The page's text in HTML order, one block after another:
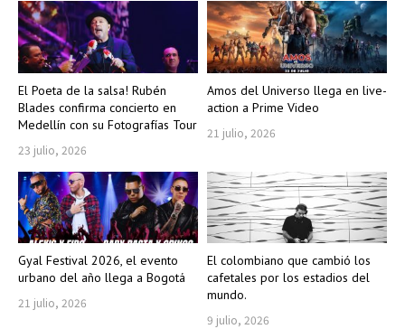
El Poeta de la salsa! Rubén
Blades confirma concierto en
Medellín con su Fotografías Tour
23 julio, 2026
Amos del Universo llega en live-
action a Prime Video
21 julio, 2026
Gyal Festival 2026, el evento
urbano del año llega a Bogotá
21 julio, 2026
El colombiano que cambió los
cafetales por los estadios del
mundo.
9 julio, 2026